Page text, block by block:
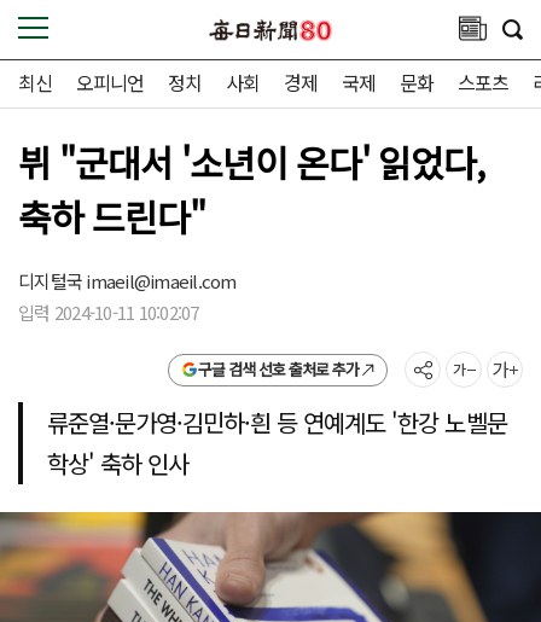
최신 오피니언 정치 사회 경제 국제 문화 스포츠
뷔 "군대서 '소년이 온다' 읽었다,
축하 드린다"
디지털국imaeil@imaeil.com
입력 2024-10-11 10:02:07
구글 검색 선호 출처로 추가
류준열·문가영·김민하·흰 등 연예계도 '한강 노벨문
학상' 축하 인사